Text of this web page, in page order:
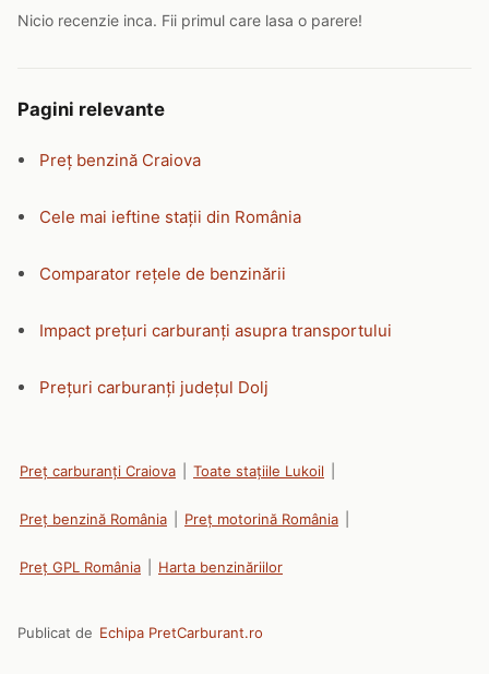
Nicio recenzie inca. Fii primul care lasa o parere!
Pagini relevante
Preț benzină Craiova
Cele mai ieftine stații din România
Comparator rețele de benzinării
Impact prețuri carburanți asupra transportului
Prețuri carburanți județul Dolj
Preț carburanți Craiova Toate stațiile Lukoil
Preț benzină România Preț motorină România
Preț GPL România Harta benzinăriilor
Publicat de Echipa PretCarburant.ro